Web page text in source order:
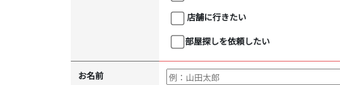
店舗に行きたい
部屋探しを依頼したい
お名前